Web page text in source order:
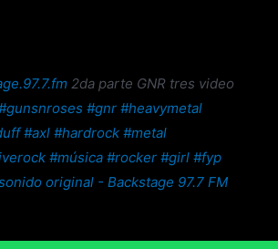
2da parte GNR tres video
#gnr #heavymetal
#axl #hardrock #metal
#música #rocker #girl #fyp
original - Backstage 97.7 FM